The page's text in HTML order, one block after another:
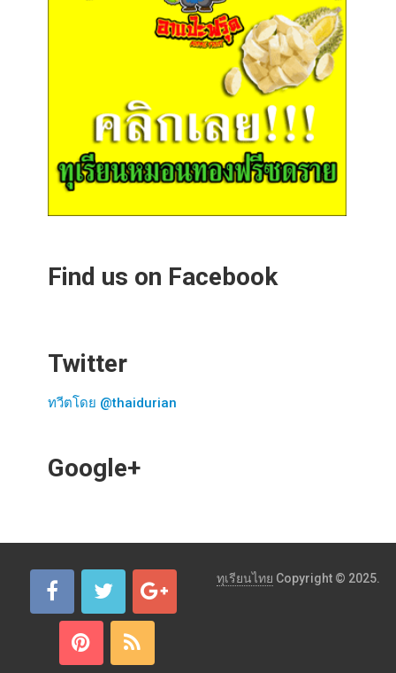
Find us on Facebook
Twitter
ทวีตโดย @thaidurian
Google+
ทุเรียนไทย Copyright © 2025.